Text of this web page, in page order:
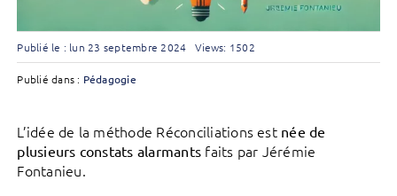
Publié le : lun 23 septembre 2024 Views: 1502
Publié dans : Pédagogie
L’idée de la méthode Réconciliations est née de
plusieurs constats alarmants faits par Jérémie
Fontanieu.